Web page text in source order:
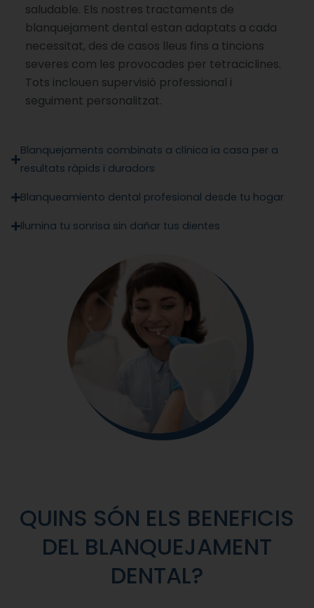
saludable. Els nostres tractaments de
blanquejament dental estan adaptats a cada
necessitat, des de casos lleus fins a tincions
severes com les provocades per tetraciclines.
Tots inclouen supervisió professional i
seguiment personalitzat.
Blanquejaments combinats a clínica ia casa per a
resultats ràpids i duradors
Blanqueamiento dental profesional desde tu hogar
Ilumina tu sonrisa sin dañar tus dientes
QUINS SÓN ELS BENEFICIS
DEL BLANQUEJAMENT
DENTAL?